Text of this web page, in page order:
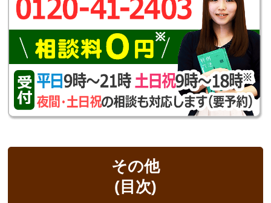
その他
(目次)